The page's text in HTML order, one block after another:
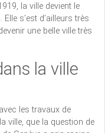
la ville devient le
s’est d’ailleurs très
une belle ville très
la ville
les travaux de
ville, que la question de